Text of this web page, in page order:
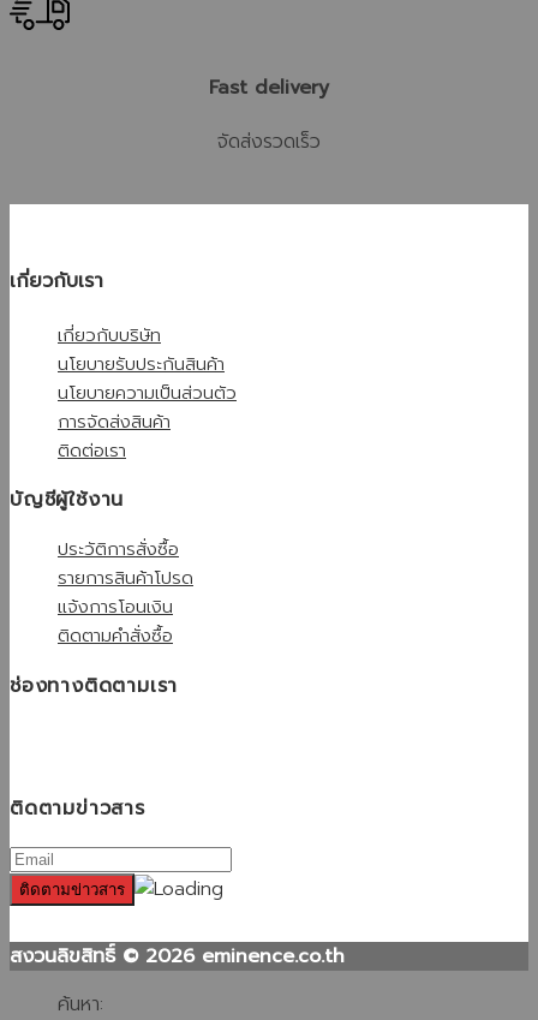
Fast delivery
จัดส่งรวดเร็ว
เกี่ยวกับเรา
เกี่ยวกับบริษัท
นโยบายรับประกันสินค้า
นโยบายความเป็นส่วนตัว
การจัดส่งสินค้า
ติดต่อเรา
บัญชีผู้ใช้งาน
ประวัติการสั่งซื้อ
รายการสินค้าโปรด
แจ้งการโอนเงิน
ติดตามคำสั่งซื้อ
ช่องทางติดตามเรา
ติดตามข่าวสาร
สงวนลิขสิทธิ์ © 2026 eminence.co.th
ค้นหา: